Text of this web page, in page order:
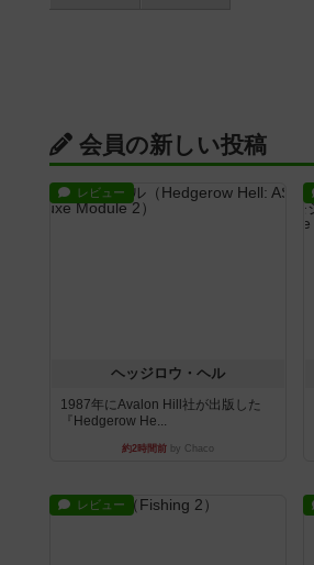
会員の新しい投稿
レビュー
ヘッジロウ・ヘル
1987年にAvalon Hill社が出版した
『Hedgerow He...
約2時間前 by Chaco
レビュー